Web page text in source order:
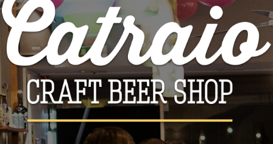
Facebook
Instagram
APROVEITE AS NOSSAS ÚLTIMAS NOVIDADES E OFERTAS
ESPECIAIS
Pode cancelar a subscrição a qualquer momento. Para tal, consulte a
nossa informação de contacto na declaração legal.